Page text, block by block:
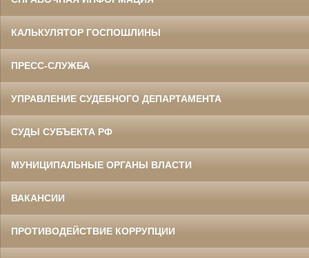
КАЛЬКУЛЯТОР ГОСПОШЛИНЫ
ПРЕСС-СЛУЖБА
УПРАВЛЕНИЕ СУДЕБНОГО ДЕПАРТАМЕНТА
СУДЫ СУБЪЕКТА РФ
МУНИЦИПАЛЬНЫЕ ОРГАНЫ ВЛАСТИ
ВАКАНСИИ
ПРОТИВОДЕЙСТВИЕ КОРРУПЦИИ